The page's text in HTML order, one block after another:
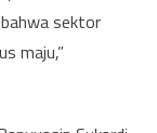
sektor
maju,”